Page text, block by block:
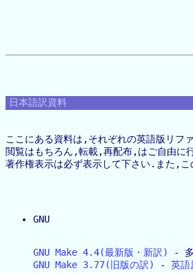
日本語訳資料
ここにある資料は,それぞれの英語版リフ
閲覧はもちろん,転載,再配布,はご自由に
著作権表示は必ず表示して下さい.また,
GNU
GNU Make 4.4(最新版・新訳) -
GNU Make 3.77(旧版の訳)
- 英